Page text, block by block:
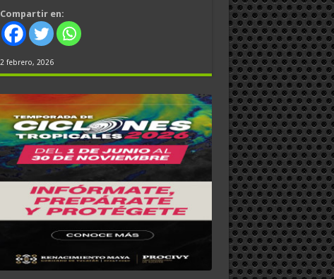
Compartir en:
2 febrero, 2026